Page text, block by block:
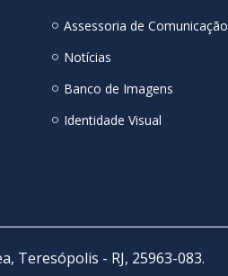
Assessoria de Comunicação
Notícias
Banco de Imagens
Identidade Visual
Teresópolis - RJ, 25963-083.